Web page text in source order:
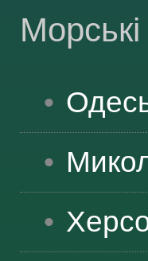
Морські